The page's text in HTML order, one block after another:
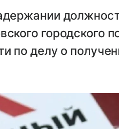
городского
по делу о